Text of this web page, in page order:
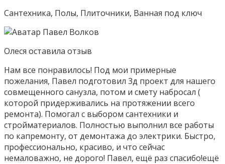
Сантехника, Полы, Плиточники, Ванная под ключ
Олеся оставилa отзыв
Нам все понравилось! Под мои примерные
пожелания, Павел подготовил 3д проект для нашего
совмещенного санузла, потом и смету набросал (
которой придерживались на протяжении всего
ремонта). Помогал с выбором сантехники и
стройматериалов. Полностью выполнил все работы
по капремонту, от демонтажа до электрики. Быстро,
профессионально, красиво, и что сейчас
немаловажно, не дорого! Павел, ещё раз спасибо!ещё